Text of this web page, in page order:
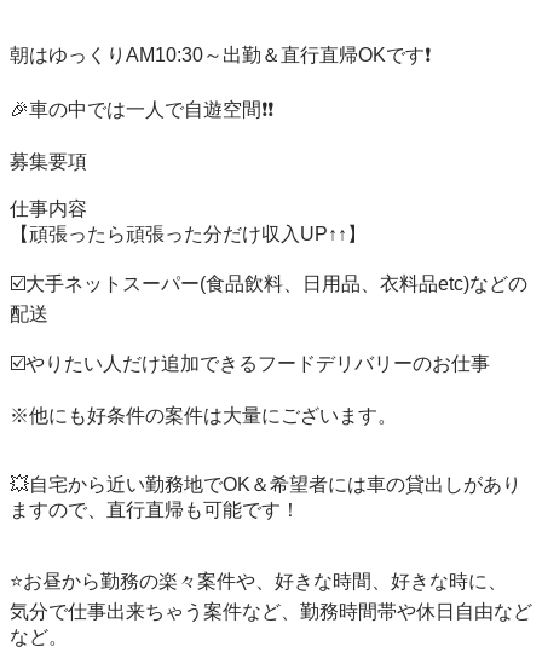
朝はゆっくりAM10:30～出勤＆直行直帰OKです❗️
🎉車の中では一人で自遊空間❗️❗️
募集要項
仕事内容
【頑張ったら頑張った分だけ収入UP↑↑】
☑️大手ネットスーパー(食品飲料、日用品、衣料品etc)などの
配送
☑️やりたい人だけ追加できるフードデリバリーのお仕事
※他にも好条件の案件は大量にございます。
💥自宅から近い勤務地でOK＆希望者には車の貸出しがあり
ますので、直行直帰も可能です！
⭐️お昼から勤務の楽々案件や、好きな時間、好きな時に、
気分で仕事出来ちゃう案件など、勤務時間帯や休日自由など
など。